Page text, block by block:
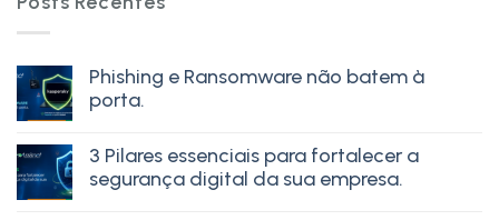
Phishing e Ransomware não batem à
porta.
3 Pilares essenciais para fortalecer a
segurança digital da sua empresa.